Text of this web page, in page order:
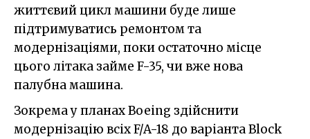
життєвий цикл машини буде лише
підтримуватись ремонтом та
модернізаціями, поки остаточно місце
цього літака займе F-35, чи вже нова
палубна машина.
Зокрема у планах Boeing здійснити
модернізацію всіх F/A-18 до варіанта Block